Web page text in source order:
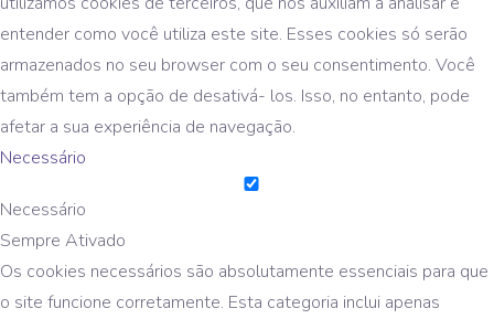
entender como você utiliza este site. Esses cookies só serão
armazenados no seu browser com o seu consentimento. Você
também tem a opção de desativá- los. Isso, no entanto, pode
afetar a sua experiência de navegação.
Necessário
Necessário
Sempre Ativado
Os cookies necessários são absolutamente essenciais para que
o site funcione corretamente. Esta categoria inclui apenas